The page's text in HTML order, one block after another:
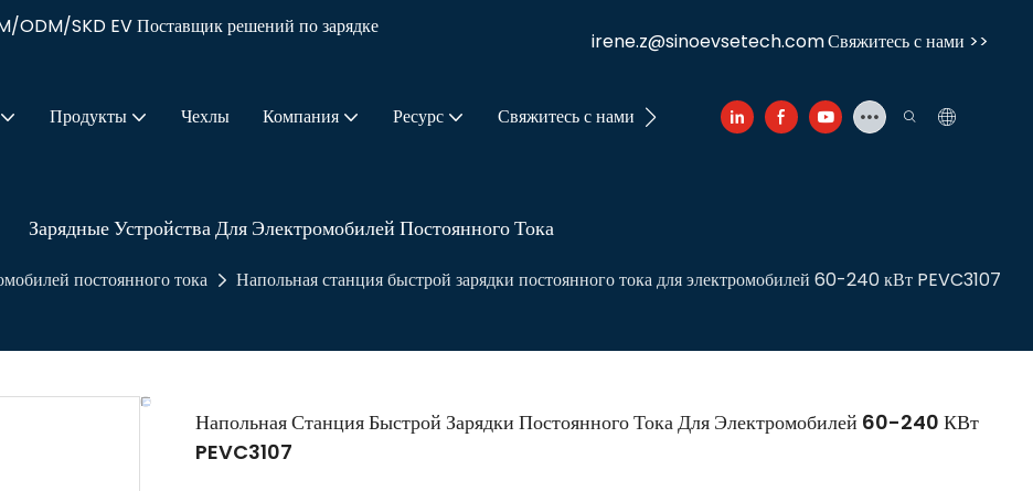
ODM/SKD EV Поставщик решений по зарядке
irene.z@sinoevsetech.comСвяжитесь с нами >>
Продукты Чехлы Компания Ресурс Свяжитесь с нами
Зарядные Устройства Для Электромобилей Постоянного Тока
постоянного тока Напольная станция быстрой зарядки постоянного тока для электромобилей 60-240 кВт PEVC3107
Напольная Станция Быстрой Зарядки Постоянного Тока Для Электромобилей 60-240 КВт
PEVC3107